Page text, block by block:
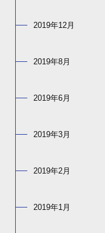
2019年12月
2019年8月
2019年6月
2019年3月
2019年2月
2019年1月